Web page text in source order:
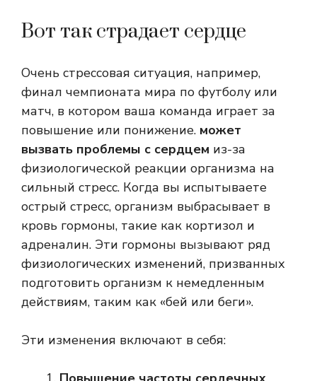
Вот так страдает сердце
Очень стрессовая ситуация, например,
финал чемпионата мира по футболу или
матч, в котором ваша команда играет за
повышение или понижение. может
вызвать проблемы с сердцем из-за
физиологической реакции организма на
сильный стресс. Когда вы испытываете
острый стресс, организм выбрасывает в
кровь гормоны, такие как кортизол и
адреналин. Эти гормоны вызывают ряд
физиологических изменений, призванных
подготовить организм к немедленным
действиям, таким как «бей или беги».
Эти изменения включают в себя: